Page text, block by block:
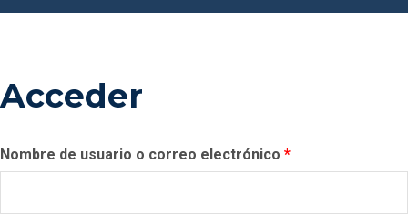
Acceder
Nombre de usuario o correo electrónico *